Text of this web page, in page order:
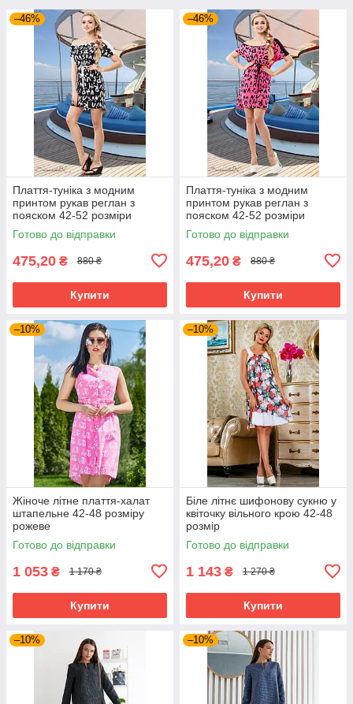
–46%
Плаття-туніка з модним
принтом рукав реглан з
пояском 42-52 розміри
Готово до відправки
475,20 ₴ 880 ₴
Купити
–46%
Плаття-туніка з модним
принтом рукав реглан з
пояском 42-52 розміри
Готово до відправки
475,20 ₴ 880 ₴
Купити
–10%
Жіноче літне плаття-халат
штапельне 42-48 розміру
рожеве
Готово до відправки
1 053 ₴ 1 170 ₴
Купити
–10%
Біле літнє шифонову сукню у
квіточку вільного крою 42-48
розмір
Готово до відправки
1 143 ₴ 1 270 ₴
Купити
–10% –10%